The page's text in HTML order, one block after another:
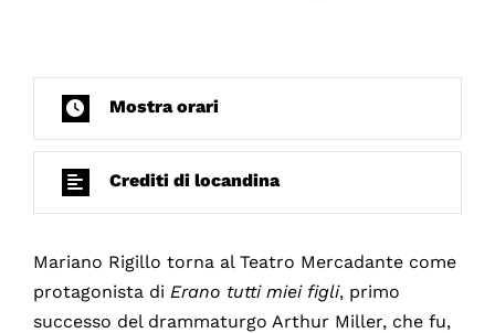
Mostra orari
Crediti di locandina
Mariano Rigillo torna al Teatro Mercadante come
protagonista di Erano tutti miei figli, primo
successo del drammaturgo Arthur Miller, che fu,